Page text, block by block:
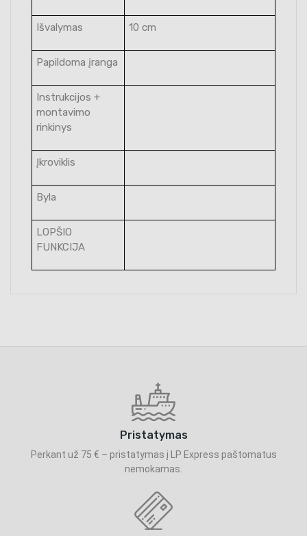
Išvalymas 10 cm
Papildoma įranga
Instrukcijos +
montavimo
rinkinys
Įkroviklis
Byla
LOPŠIO
FUNKCIJA
Pristatymas
Perkant už 75 € – pristatymas į LP Express paštomatus
nemokamas.